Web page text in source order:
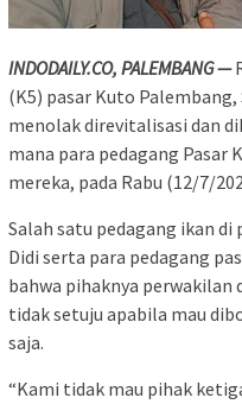
INDODAILY.CO, PALEMBANG —
(K5) pasar Kuto
menolak direvitalisasi dan
mana para pedagang
mereka, pada Rabu (12/7/
Salah satu pedagang ikan
Didi serta para pedagang
bahwa pihaknya perwakilan
tidak setuju apabila mau
saja.
“Kami tidak mau pihak